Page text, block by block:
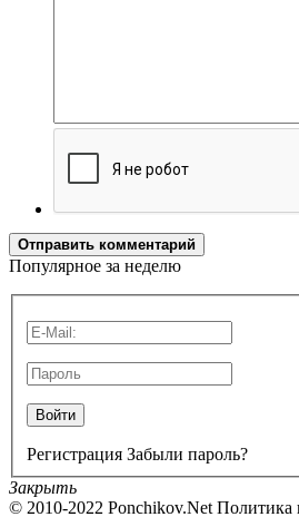
Отправить комментарий
Популярное за неделю
Войти
Регистрация Забыли пароль?
Закрыть
© 2010-2022 Ponchikov.Net Политика